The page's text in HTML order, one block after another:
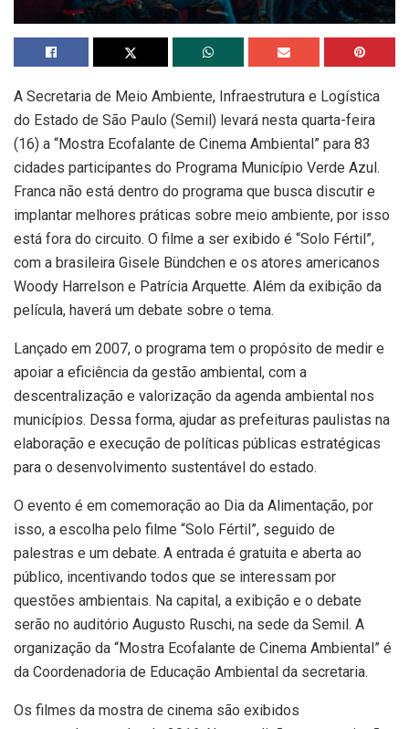
A Secretaria de Meio Ambiente, Infraestrutura e Logística
do Estado de São Paulo (Semil) levará nesta quarta-feira
(16) a “Mostra Ecofalante de Cinema Ambiental” para 83
cidades participantes do Programa Município Verde Azul.
Franca não está dentro do programa que busca discutir e
implantar melhores práticas sobre meio ambiente, por isso
está fora do circuito. O filme a ser exibido é “Solo Fértil”,
com a brasileira Gisele Bündchen e os atores americanos
Woody Harrelson e Patrícia Arquette. Além da exibição da
película, haverá um debate sobre o tema.
Lançado em 2007, o programa tem o propósito de medir e
apoiar a eficiência da gestão ambiental, com a
descentralização e valorização da agenda ambiental nos
municípios. Dessa forma, ajudar as prefeituras paulistas na
elaboração e execução de políticas públicas estratégicas
para o desenvolvimento sustentável do estado.
O evento é em comemoração ao Dia da Alimentação, por
isso, a escolha pelo filme “Solo Fértil”, seguido de
palestras e um debate. A entrada é gratuita e aberta ao
público, incentivando todos que se interessam por
questões ambientais. Na capital, a exibição e o debate
serão no auditório Augusto Ruschi, na sede da Semil. A
organização da “Mostra Ecofalante de Cinema Ambiental” é
da Coordenadoria de Educação Ambiental da secretaria.
Os filmes da mostra de cinema são exibidos